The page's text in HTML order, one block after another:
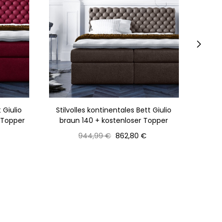
Stilvolles kontinentales Bett Giulio
braun 140 + kostenloser Topper
Normaler
944,99 € Preis
862,80 €